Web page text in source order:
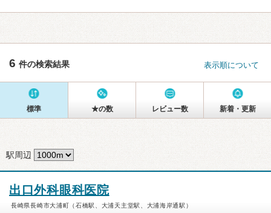
6 件の検索結果 表示順について
標準 ★の数 レビュー数 新着・更新
駅周辺
出口外科眼科医院
長崎県長崎市大浦町（石橋駅、大浦天主堂駅、大浦海岸通駅）